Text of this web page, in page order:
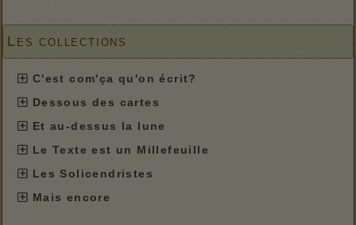
Les collections
C'est com'ça qu'on écrit?
Dessous des cartes
Et au-dessus la lune
Le Texte est un Millefeuille
Les Solicendristes
Mais encore